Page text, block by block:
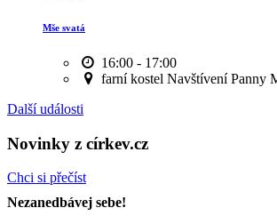
Mše svatá
16:00 - 17:00
farní kostel Navštívení Panny
Další události
Novinky z církev.cz
Chci si přečíst
Nezanedbávej sebe!